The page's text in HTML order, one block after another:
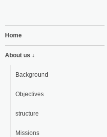
Home
About us ↓
Background
Objectives
structure
Missions